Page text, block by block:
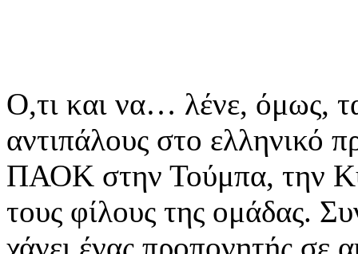
Ο,τι και να… λένε, όμως,
αντιπάλους στο ελληνικό
ΠΑΟΚ στην Τούμπα, την
τους φίλους της ομάδας.